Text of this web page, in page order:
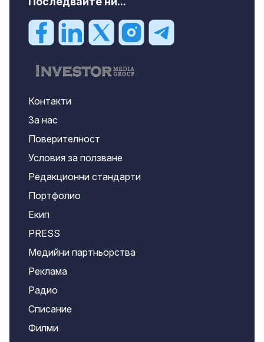
Контакти
За нас
Поверителност
Условия за ползване
Редакционни стандарти
Портфолио
Екип
PRESS
Медийни партньорства
Реклама
Радио
Списание
Филми